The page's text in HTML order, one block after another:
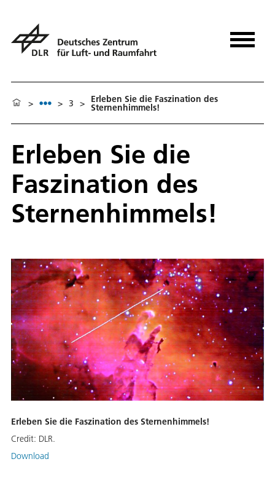
> > 3 > Erleben Sie die Faszination des
Sternenhimmels!
Erleben Sie die
Faszination des
Sternenhimmels!
Erleben Sie die Faszination des Sternenhimmels!
Credit: DLR.
Download